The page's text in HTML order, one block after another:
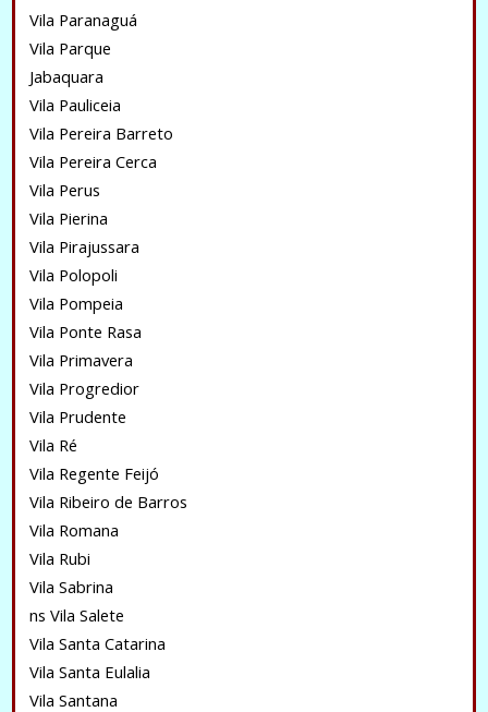
Vila Paranaguá
Vila Parque
Jabaquara
Vila Pauliceia
Vila Pereira Barreto
Vila Pereira Cerca
Vila Perus
Vila Pierina
Vila Pirajussara
Vila Polopoli
Vila Pompeia
Vila Ponte Rasa
Vila Primavera
Vila Progredior
Vila Prudente
Vila Ré
Vila Regente Feijó
Vila Ribeiro de Barros
Vila Romana
Vila Rubi
Vila Sabrina
ns Vila Salete
Vila Santa Catarina
Vila Santa Eulalia
Vila Santana